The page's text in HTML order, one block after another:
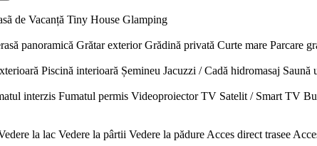
de Vacanță Tiny House Glamping
panoramică Grătar exterior Grădină privată Curte mare Parcare
Piscină interioară Șemineu Jacuzzi / Cadă hidromasaj Saună
interzis Fumatul permis Videoproiector TV Satelit / Smart TV
la lac Vedere la pârtii Vedere la pădure Acces direct trasee